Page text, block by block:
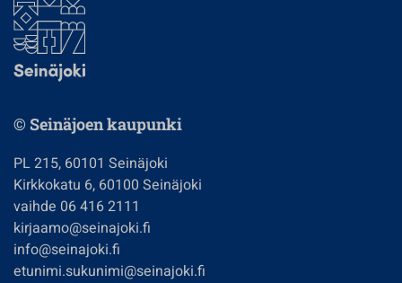
© Seinäjoen kaupunki
PL 215, 60101 Seinäjoki
Kirkkokatu 6, 60100 Seinäjoki
vaihde 06 416 2111
kirjaamo@seinajoki.fi
info@seinajoki.fi
etunimi.sukunimi@seinajoki.fi